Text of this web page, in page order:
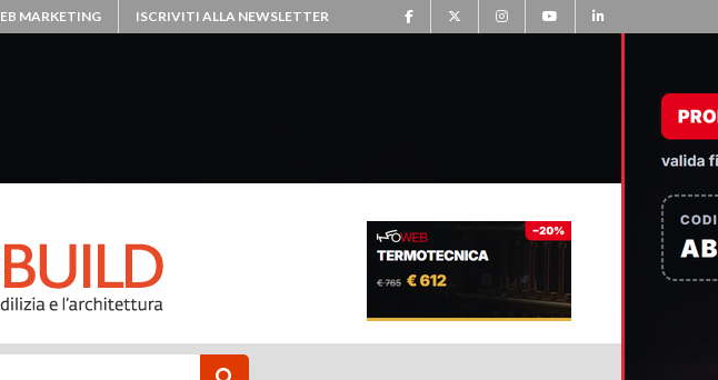
MARKETING ISCRIVITI ALLA NEWSLETTER